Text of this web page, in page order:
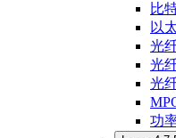
比
以
光
光
光
功